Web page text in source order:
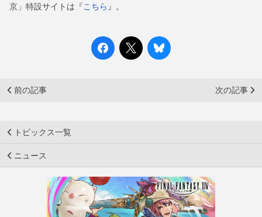
京」特設サイトは『こちら 』。
前の記事 次の記事
トピックス一覧
ニュース